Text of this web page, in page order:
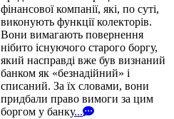
фінансової компанії, які, по суті,
виконують функції колекторів.
Вони вимагають повернення
нібито існуючого старого боргу,
який насправді вже був визнаний
банком як «безнадійний» і
списаний. За їх словами, вони
придбали право вимоги за цим
боргом у банку...